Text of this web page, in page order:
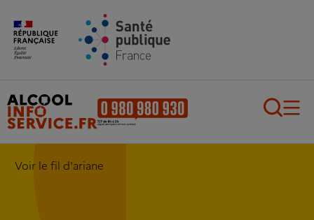
Aller au contenu principal
Voir le fil d'ariane